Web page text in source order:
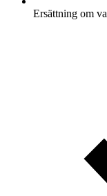
Ersättning om